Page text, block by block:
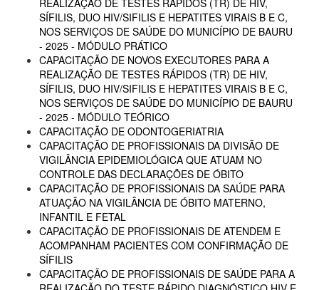
REALIZAÇÃO DE TESTES RÁPIDOS (TR) DE HIV,
SÍFILIS, DUO HIV/SIFILIS E HEPATITES VIRAIS B E C,
NOS SERVIÇOS DE SAÚDE DO MUNICÍPIO DE BAURU
- 2025 - MÓDULO PRÁTICO
CAPACITAÇÃO DE NOVOS EXECUTORES PARA A
REALIZAÇÃO DE TESTES RÁPIDOS (TR) DE HIV,
SÍFILIS, DUO HIV/SIFILIS E HEPATITES VIRAIS B E C,
NOS SERVIÇOS DE SAÚDE DO MUNICÍPIO DE BAURU
- 2025 - MÓDULO TEÓRICO
CAPACITAÇÃO DE ODONTOGERIATRIA
CAPACITAÇÃO DE PROFISSIONAIS DA DIVISÃO DE
VIGILÂNCIA EPIDEMIOLÓGICA QUE ATUAM NO
CONTROLE DAS DECLARAÇÕES DE ÓBITO
CAPACITAÇÃO DE PROFISSIONAIS DA SAÚDE PARA
ATUAÇÃO NA VIGILÂNCIA DE ÓBITO MATERNO,
INFANTIL E FETAL
CAPACITAÇÃO DE PROFISSIONAIS DE ATENDEM E
ACOMPANHAM PACIENTES COM CONFIRMAÇÃO DE
SÍFILIS
CAPACITAÇÃO DE PROFISSIONAIS DE SAÚDE PARA A